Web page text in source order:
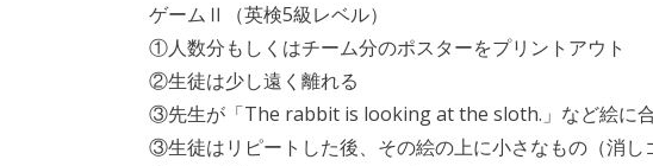
ゲームⅡ（英検5級レベル）
①人数分もしくはチーム分のポスターをプリントアウト
②生徒は少し遠く離れる
③先生が「The rabbit is looking at the sloth.」など絵に
③生徒はリピートした後、その絵の上に小さなもの（消